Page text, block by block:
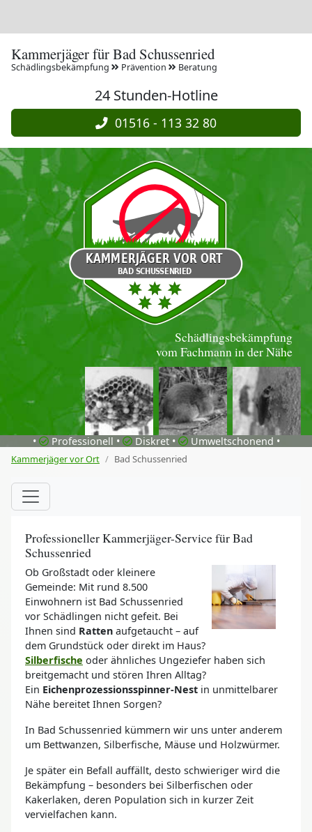
Kammerjäger für Bad Schussenried
Schädlingsbekämpfung Prävention Beratung
24 Stunden-Hotline
01516 - 113 32 80
Schädlingsbekämpfung
vom Fachmann in der Nähe
• Professionell • Diskret • Umweltschonend •
Kammerjäger vor Ort Bad Schussenried
Professioneller Kammerjäger-Service für Bad
Schussenried
Ob Großstadt oder kleinere
Gemeinde: Mit rund 8.500
Einwohnern ist Bad Schussenried
vor Schädlingen nicht gefeit. Bei
Ihnen sind Ratten aufgetaucht – auf
dem Grundstück oder direkt im Haus?
Silberfische oder ähnliches Ungeziefer haben sich
breitgemacht und stören Ihren Alltag?
Ein Eichenprozessionsspinner-Nest in unmittelbarer
Nähe bereitet Ihnen Sorgen?
In Bad Schussenried kümmern wir uns unter anderem
um Bettwanzen, Silberfische, Mäuse und Holzwürmer.
Je später ein Befall auffällt, desto schwieriger wird die
Bekämpfung – besonders bei Silberfischen oder
Kakerlaken, deren Population sich in kurzer Zeit
vervielfachen kann.